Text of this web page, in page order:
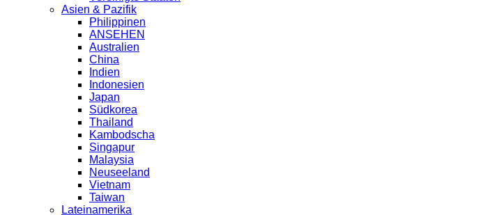
Asien & Pazifik
Philippinen
ANSEHEN
Australien
China
Indien
Indonesien
Japan
Südkorea
Thailand
Kambodscha
Singapur
Malaysia
Neuseeland
Vietnam
Taiwan
Lateinamerika